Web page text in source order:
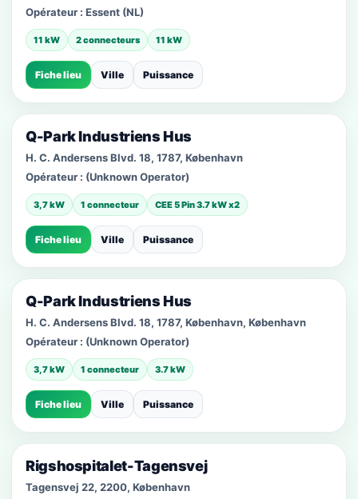
Opérateur : Essent (NL)
11 kW 2 connecteurs 11 kW
Fiche lieu Ville Puissance
Q-Park Industriens Hus
H. C. Andersens Blvd. 18, 1787, København
Opérateur : (Unknown Operator)
3,7 kW 1 connecteur CEE 5 Pin 3.7 kW x2
Fiche lieu Ville Puissance
Q-Park Industriens Hus
H. C. Andersens Blvd. 18, 1787, København, København
Opérateur : (Unknown Operator)
3,7 kW 1 connecteur 3.7 kW
Fiche lieu Ville Puissance
Rigshospitalet-Tagensvej
Tagensvej 22, 2200, København